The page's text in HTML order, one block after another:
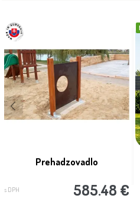
Prehadzovadlo
s DPH 585.48 €